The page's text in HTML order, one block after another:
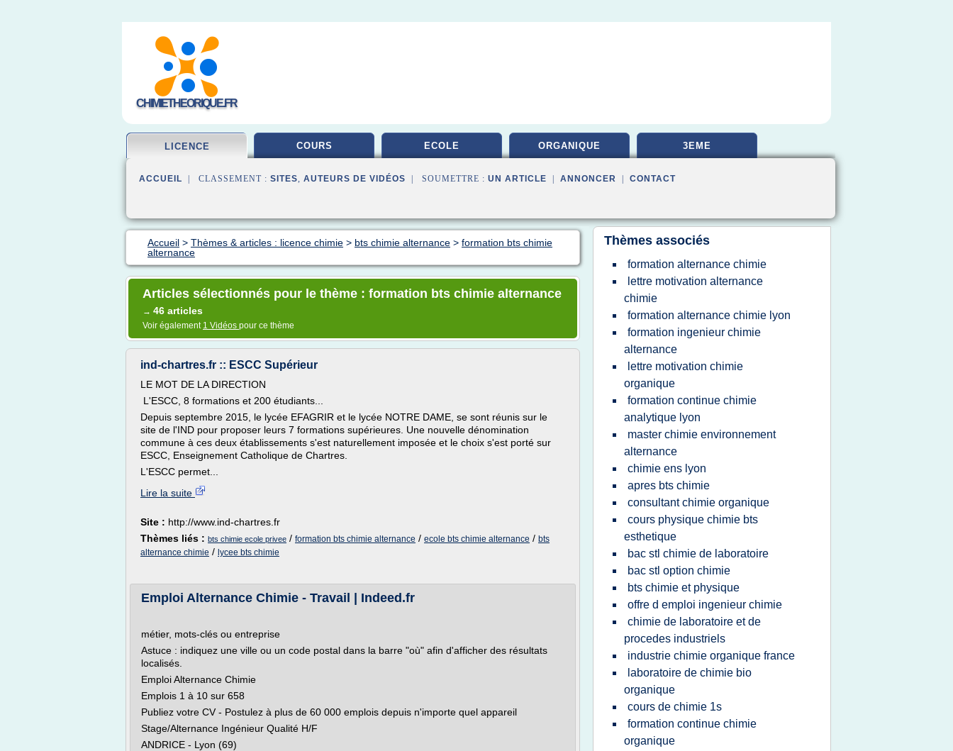
CHIMIETHEORIQUE.FR
LICENCE COURS ECOLE ORGANIQUE 3EME
ACCUEIL | CLASSEMENT : SITES, AUTEURS DE VIDÉOS | SOUMETTRE : UN ARTICLE ANNONCER CONTACT
Accueil > Thèmes & articles : licence chimie > bts chimie alternance > formation bts chimie
alternance
Articles sélectionnés pour le thème : formation bts chimie alternance
→ 46 articles
Voir également 1 Vidéos pour ce thème
ind-chartres.fr :: ESCC Supérieur
LE MOT DE LA DIRECTION
L'ESCC, 8 formations et 200 étudiants...
Depuis septembre 2015, le lycée EFAGRIR et le lycée NOTRE DAME, se sont réunis sur le
site de l'IND pour proposer leurs 7 formations supérieures. Une nouvelle dénomination
commune à ces deux établissements s'est naturellement imposée et le choix s'est porté sur
ESCC, Enseignement Catholique de Chartres.
L'ESCC permet...
Lire la suite
Site : http://www.ind-chartres.fr
Thèmes liés : bts chimie ecole privee / formation bts chimie alternance / ecole bts chimie alternance / bts
alternance chimie / lycee bts chimie
Emploi Alternance Chimie - Travail | Indeed.fr
métier, mots-clés ou entreprise
Astuce : indiquez une ville ou un code postal dans la barre "où" afin d'afficher des résultats
localisés.
Emploi Alternance Chimie
Emplois 1 à 10 sur 658
Publiez votre CV - Postulez à plus de 60 000 emplois depuis n'importe quel appareil
Stage/Alternance Ingénieur Qualité H/F
ANDRICE - Lyon (69)
Thèmes associés
formation alternance chimie
lettre motivation alternance
chimie
formation alternance chimie lyon
formation ingenieur chimie
alternance
lettre motivation chimie
organique
formation continue chimie
analytique lyon
master chimie environnement
alternance
chimie ens lyon
apres bts chimie
consultant chimie organique
cours physique chimie bts
esthetique
bac stl chimie de laboratoire
bac stl option chimie
bts chimie et physique
offre d emploi ingenieur chimie
chimie de laboratoire et de
procedes industriels
industrie chimie organique france
laboratoire de chimie bio
organique
cours de chimie 1s
formation continue chimie
organique